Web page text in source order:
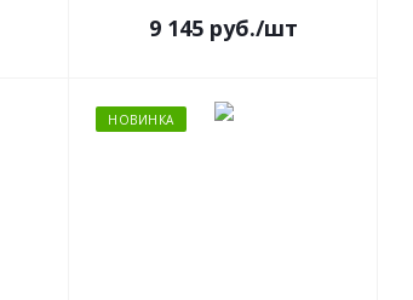
9 145 руб./шт
НОВИНКА